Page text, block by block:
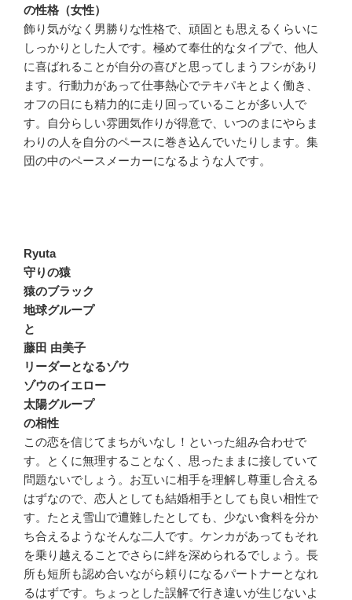
の性格（女性）
飾り気がなく男勝りな性格で、頑固とも思えるくらいに
しっかりとした人です。極めて奉仕的なタイプで、他人
に喜ばれることが自分の喜びと思ってしまうフシがあり
ます。行動力があって仕事熱心でテキパキとよく働き、
オフの日にも精力的に走り回っていることが多い人で
す。自分らしい雰囲気作りが得意で、いつのまにやらま
わりの人を自分のペースに巻き込んでいたりします。集
団の中のペースメーカーになるような人です。
Ryuta
守りの猿
猿のブラック
地球グループ
と
藤田 由美子
リーダーとなるゾウ
ゾウのイエロー
太陽グループ
の相性
この恋を信じてまちがいなし！といった組み合わせで
す。とくに無理することなく、思ったままに接していて
問題ないでしょう。お互いに相手を理解し尊重し合える
はずなので、恋人としても結婚相手としても良い相性で
す。たとえ雪山で遭難したとしても、少ない食料を分か
ち合えるようなそんな二人です。ケンカがあってもそれ
を乗り越えることでさらに絆を深められるでしょう。長
所も短所も認め合いながら頼りになるパートナーとなれ
るはずです。ちょっとした誤解で行き違いが生じないよ